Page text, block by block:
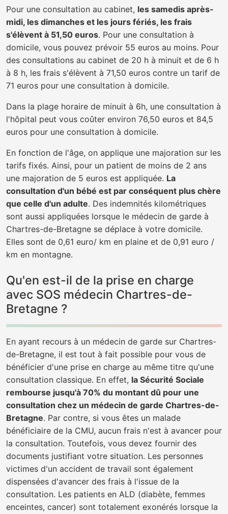
Pour une consultation au cabinet, les samedis après-
midi, les dimanches et les jours fériés, les frais
s'élèvent à 51,50 euros. Pour une consultation à
domicile, vous pouvez prévoir 55 euros au moins. Pour
des consultations au cabinet de 20 h à minuit et de 6 h
à 8 h, les frais s'élèvent à 71,50 euros contre un tarif de
71 euros pour une consultation à domicile.
Dans la plage horaire de minuit à 6h, une consultation à
l'hôpital peut vous coûter environ 76,50 euros et 84,5
euros pour une consultation à domicile.
En fonction de l'âge, on applique une majoration sur les
tarifs fixés. Ainsi, pour un patient de moins de 2 ans
une majoration de 5 euros est appliquée. La
consultation d'un bébé est par conséquent plus chère
que celle d'un adulte. Des indemnités kilométriques
sont aussi appliquées lorsque le médecin de garde à
Chartres-de-Bretagne se déplace à votre domicile.
Elles sont de 0,61 euro/ km en plaine et de 0,91 euro /
km en montagne.
Qu'en est-il de la prise en charge
avec SOS médecin Chartres-de-
Bretagne ?
En ayant recours à un médecin de garde sur Chartres-
de-Bretagne, il est tout à fait possible pour vous de
bénéficier d'une prise en charge au même titre qu'une
consultation classique. En effet, la Sécurité Sociale
rembourse jusqu'à 70% du montant dû pour une
consultation chez un médecin de garde Chartres-de-
Bretagne. Par contre, si vous êtes un malade
bénéficiaire de la CMU, aucun frais n'est à avancer pour
la consultation. Toutefois, vous devez fournir des
documents justifiant votre situation. Les personnes
victimes d'un accident de travail sont également
dispensées d'avancer des frais à l'issue de la
consultation. Les patients en ALD (diabète, femmes
enceintes, cancer) sont totalement exonérés lorsque la